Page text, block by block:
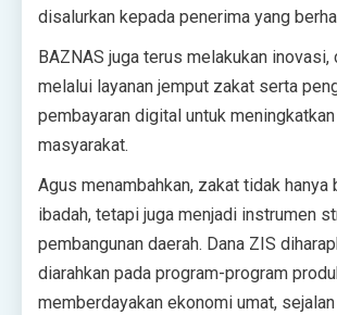
disalurkan kepada penerima yang
BAZNAS juga terus melakukan inovasi,
melalui layanan jemput zakat serta
pembayaran digital untuk
masyarakat.‎‎
Agus menambahkan, zakat tidak
ibadah, tetapi juga menjadi instrumen
pembangunan daerah. Dana ZIS
diarahkan pada program-program
memberdayakan ekonomi umat,